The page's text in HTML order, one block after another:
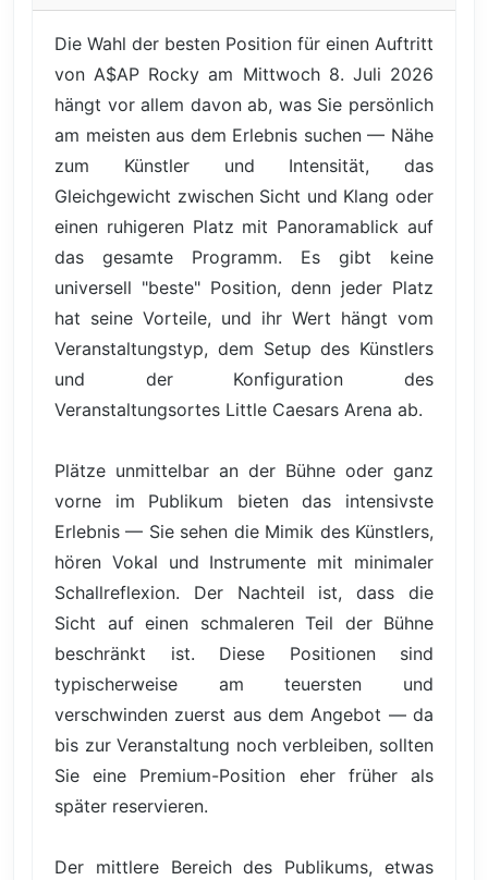
Die Wahl der besten Position für einen Auftritt
von A$AP Rocky am Mittwoch 8. Juli 2026
hängt vor allem davon ab, was Sie persönlich
am meisten aus dem Erlebnis suchen — Nähe
zum Künstler und Intensität, das
Gleichgewicht zwischen Sicht und Klang oder
einen ruhigeren Platz mit Panoramablick auf
das gesamte Programm. Es gibt keine
universell "beste" Position, denn jeder Platz
hat seine Vorteile, und ihr Wert hängt vom
Veranstaltungstyp, dem Setup des Künstlers
und der Konfiguration des
Veranstaltungsortes Little Caesars Arena ab.
Plätze unmittelbar an der Bühne oder ganz
vorne im Publikum bieten das intensivste
Erlebnis — Sie sehen die Mimik des Künstlers,
hören Vokal und Instrumente mit minimaler
Schallreflexion. Der Nachteil ist, dass die
Sicht auf einen schmaleren Teil der Bühne
beschränkt ist. Diese Positionen sind
typischerweise am teuersten und
verschwinden zuerst aus dem Angebot — da
bis zur Veranstaltung noch verbleiben, sollten
Sie eine Premium-Position eher früher als
später reservieren.
Der mittlere Bereich des Publikums, etwas